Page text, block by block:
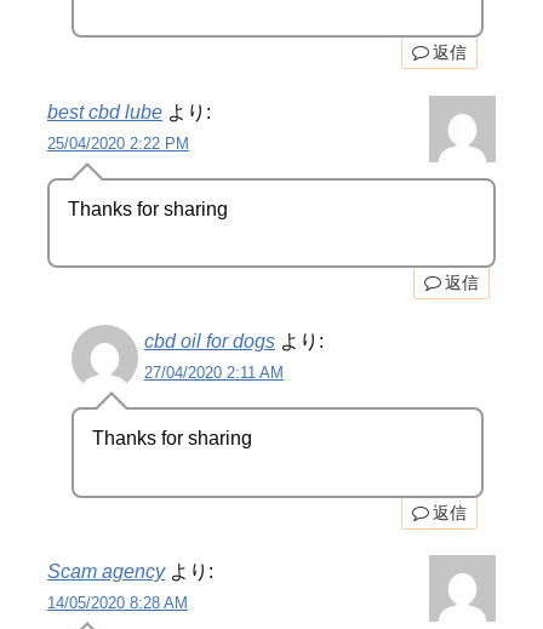
返信
best cbd lube より:
25/04/2020 2:22 PM
Thanks for sharing
返信
cbd oil for dogs より:
27/04/2020 2:11 AM
Thanks for sharing
返信
Scam agency より:
14/05/2020 8:28 AM